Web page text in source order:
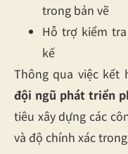
trong bản vẽ
Hỗ trợ kiểm
kế
Thông qua việc kết
đội ngũ phát triển
tiêu xây dựng các
và độ chính xác